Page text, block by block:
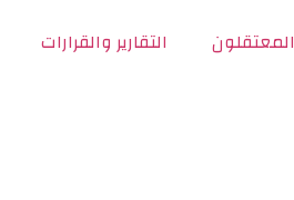
المعتقلون التقارير والقرارات